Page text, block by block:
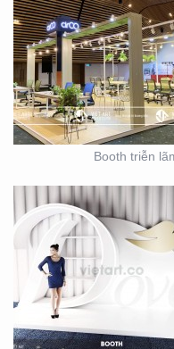
Booth triễn
BOOTH TRIỄN
DOVE
THIẾT KẾ THI
NỘI THẤT
– CỬA HÀNG